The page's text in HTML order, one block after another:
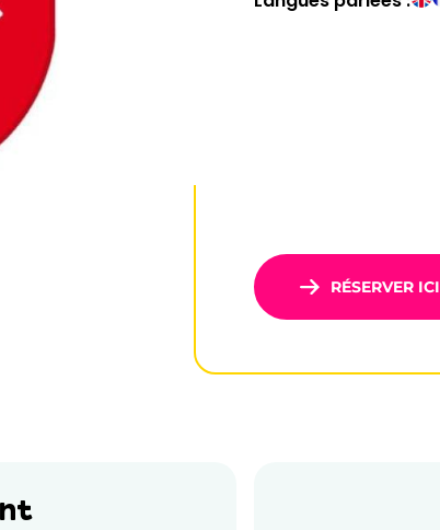
RÉSERVER ICI